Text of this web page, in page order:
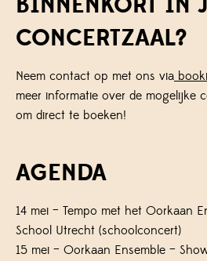
CONCERTZAAL?
Neem contact op met ons via
meer informatie over de mogelijke
om direct te boeken!
AGENDA
14 mei – Tempo met het Oorkaan
School Utrecht (schoolconcert)
15 mei – Oorkaan Ensemble –